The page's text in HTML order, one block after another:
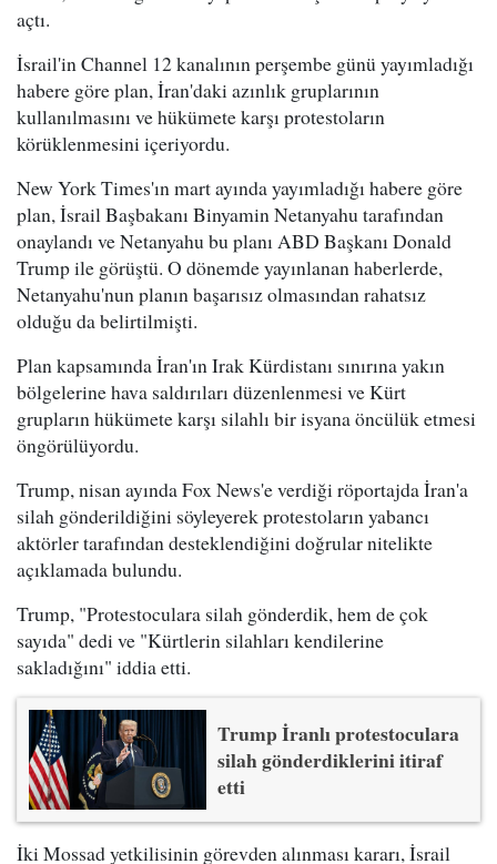
açtı.
İsrail'in Channel 12 kanalının perşembe günü yayımladığı
habere göre plan, İran'daki azınlık gruplarının
kullanılmasını ve hükümete karşı protestoların
körüklenmesini içeriyordu.
New York Times'ın mart ayında yayımladığı habere göre
plan, İsrail Başbakanı Binyamin Netanyahu tarafından
onaylandı ve Netanyahu bu planı ABD Başkanı Donald
Trump ile görüştü. O dönemde yayınlanan haberlerde,
Netanyahu'nun planın başarısız olmasından rahatsız
olduğu da belirtilmişti.
Plan kapsamında İran'ın Irak Kürdistanı sınırına yakın
bölgelerine hava saldırıları düzenlenmesi ve Kürt
grupların hükümete karşı silahlı bir isyana öncülük etmesi
öngörülüyordu.
Trump, nisan ayında Fox News'e verdiği röportajda İran'a
silah gönderildiğini söyleyerek protestoların yabancı
aktörler tarafından desteklendiğini doğrular nitelikte
açıklamada bulundu.
Trump, "Protestoculara silah gönderdik, hem de çok
sayıda" dedi ve "Kürtlerin silahları kendilerine
sakladığını" iddia etti.
Trump İranlı protestoculara
silah gönderdiklerini itiraf
etti
İki Mossad yetkilisinin görevden alınması kararı, İsrail